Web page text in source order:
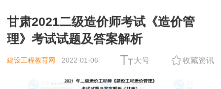
甘肃2021二级造价师考试《造价管
理》考试试题及答案解析
建设工程教育网 2022-01-06 大号 收藏资讯